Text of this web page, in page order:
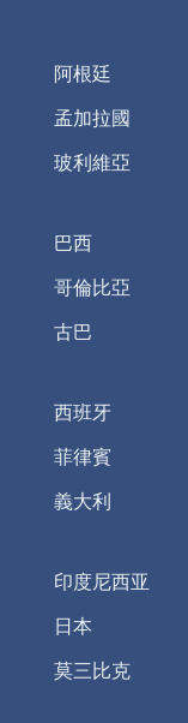
阿根廷
孟加拉國
玻利維亞
巴西
哥倫比亞
古巴
西班牙
菲律賓
義大利
印度尼西亚
日本
莫三比克